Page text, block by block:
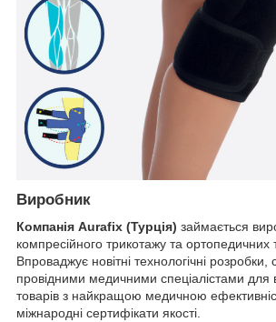
Виробник
Компанія Aurafix (Турція) займається
компресійного трикотажу та ортопедичних
Впроваджує новітні технологічні розробки,
провідними медичними спеціалістами для
товарів з найкращою медичною
міжнародні сертифікати якості.